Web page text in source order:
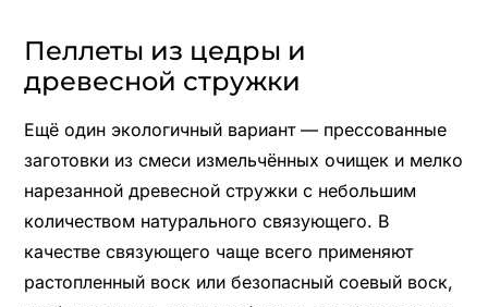
Пеллеты из цедры и
древесной стружки
Ещё один экологичный вариант — прессованные
заготовки из смеси измельчённых очищек и мелко
нарезанной древесной стружки с небольшим
количеством натурального связующего. В
качестве связующего чаще всего применяют
растопленный воск или безопасный соевый воск,